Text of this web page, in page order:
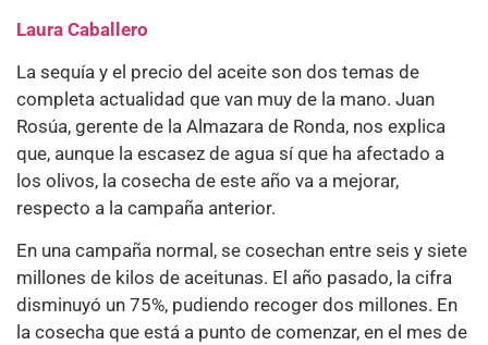
Laura Caballero
La sequía y el precio del aceite son dos temas de
completa actualidad que van muy de la mano. Juan
Rosúa, gerente de la Almazara de Ronda, nos explica
que, aunque la escasez de agua sí que ha afectado a
los olivos, la cosecha de este año va a mejorar,
respecto a la campaña anterior.
En una campaña normal, se cosechan entre seis y siete
millones de kilos de aceitunas. El año pasado, la cifra
disminuyó un 75%, pudiendo recoger dos millones. En
la cosecha que está a punto de comenzar, en el mes de